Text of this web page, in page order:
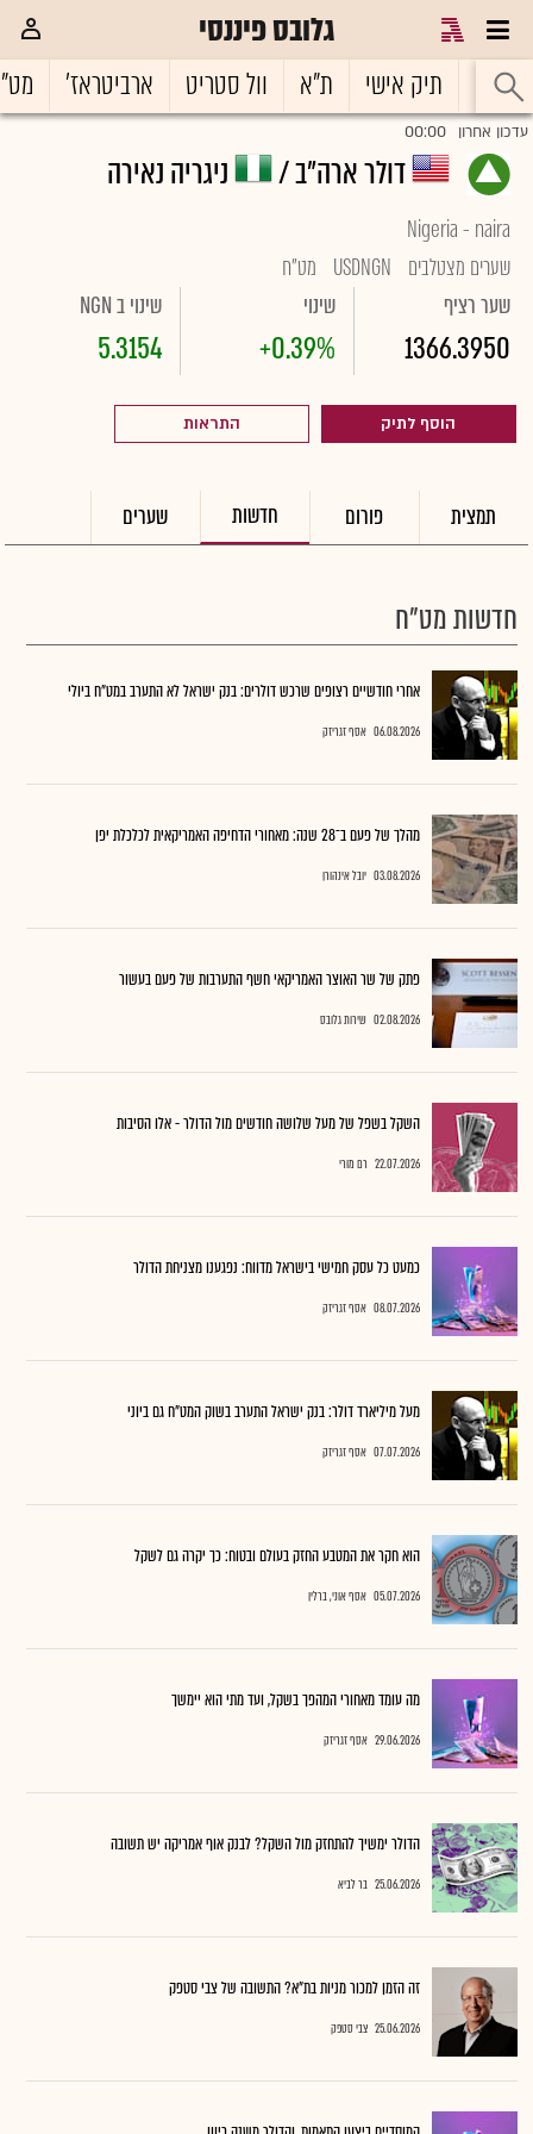
גלובס פיננסי
ראשי תיק אישי ת"א וול סטריט ארביטראז'
עדכון אחרון 00:00
דולר ארה"ב / ניגריה נאירה
Nigeria - naira
שערים מצטלבים
USDNGN
מט"ח
שער רציף
1366.3950
שינוי
+0.39%
שינוי ב NGN
5.3154
הוסף לתיק התראות
תמצית פורום חדשות שערים
חדשות מט"ח
אחרי חודשיים רצופים שרכש דולרים: בנק ישראל לא התערב במט"ח ביולי
06.08.2026 אסף זגריזק
מהלך של פעם ב־28 שנה: מאחורי הדחיפה האמריקאית לכלכלת יפן
03.08.2026 יובל אינהורן
פתק של שר האוצר האמריקאי חשף התערבות של פעם בעשור
02.08.2026 שירות גלובס
השקל בשפל של מעל שלושה חודשים מול הדולר - אלו הסיבות
22.07.2026 רם מורי
כמעט כל עסק חמישי בישראל מדווח: נפגענו מצניחת הדולר
08.07.2026 אסף זגריזק
מעל מיליארד דולר: בנק ישראל התערב בשוק המט"ח גם ביוני
07.07.2026 אסף זגריזק
הוא חקר את המטבע החזק בעולם ובטוח: כך יקרה גם לשקל
05.07.2026 אסף אוני, ברלין
מה עומד מאחורי המהפך בשקל, ועד מתי הוא יימשך
29.06.2026 אסף זגריזק
הדולר ימשיך להתחזק מול השקל? לבנק אוף אמריקה יש תשובה
25.06.2026 בר לביא
זה הזמן למכור מניות בת"א? התשובה של צבי סטפק
25.06.2026 צבי סטפק